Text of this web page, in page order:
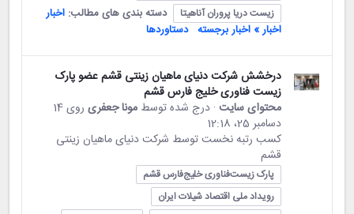
زیست دریا پروران آناهیتا
دسته بندی های مطالب: اخبار
اخبار » اخبار برجسته دستاوردها
درخشش شرکت دنیای ماهیان زینتی قشم عضو پارک
زیست فناوری خلیج فارس قشم
محتوای سایت · درج شده توسط مونا جعفری
روی 14
دسامبر 25،‏ 12:18
کسب رتبه نخست توسط شرکت دنیای ماهیان زینتی
قشم
پارک زیست‌فناوری خلیج‌فارس قشم
رویداد ملی اقتصاد شیلات ایران